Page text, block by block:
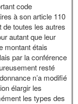
code
à son article 110
de toutes les autres
autant que leur
montant étais
par la conférence
resté
n’a modifié
élargir les
les types des